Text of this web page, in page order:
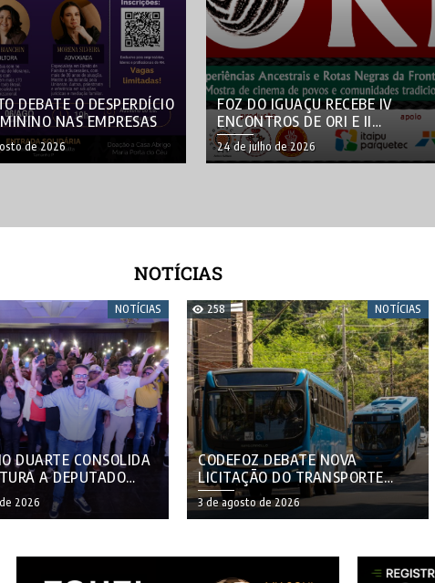
DEBATE O DESPERDÍCIO
NAS EMPRESAS
de 2026
FOZ DO IGUAÇU RECEBE IV
ENCONTROS DE ORI E II
MOSTRA DE CINEMA DE POVOS
TRADICIONAIS
24 de julho de 2026
NOTÍCIAS
NOTÍCIAS
DUARTE CONSOLIDA
A DEPUTADO
EM ENCONTRO COM
EM FOZ DO IGUAÇU
2026
258 NOTÍCIAS
CODEFOZ DEBATE NOVA
LICITAÇÃO DO TRANSPORTE
COLETIVO EM FOZ DO IGUAÇU
NESTA SEGUNDA-FEIRA
3 de agosto de 2026